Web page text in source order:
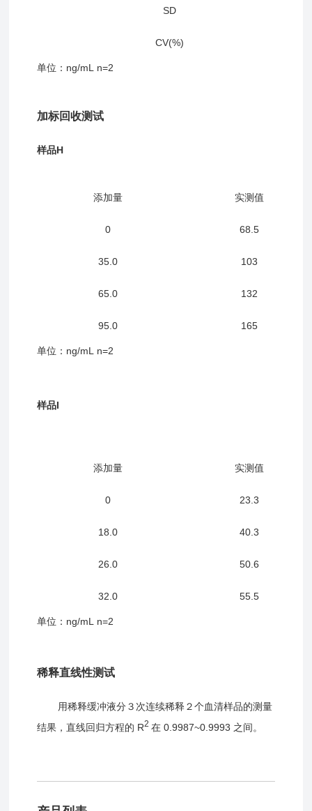
SD
CV(%)
单位：ng/mL n=2
加标回收测试
样品H
添加量 实测值
0 68.5
35.0 103
65.0 132
95.0 165
单位：ng/mL n=2
样品I
添加量 实测值
0 23.3
18.0 40.3
26.0 50.6
32.0 55.5
单位：ng/mL n=2
稀释直线性测试
用稀释缓冲液分３次连续稀释２个血清样品的测量
结果，直线回归方程的 R2 在 0.9987~0.9993 之间。